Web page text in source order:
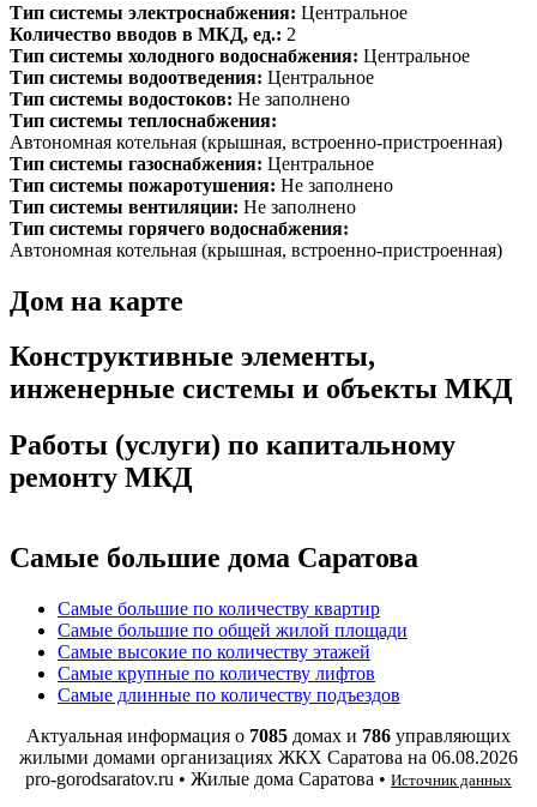
Тип системы электроснабжения: Центральное
Количество вводов в МКД, ед.: 2
Тип системы холодного водоснабжения: Центральное
Тип системы водоотведения: Центральное
Тип системы водостоков: Не заполнено
Тип системы теплоснабжения:
Автономная котельная (крышная, встроенно-пристроенная)
Тип системы газоснабжения: Центральное
Тип системы пожаротушения: Не заполнено
Тип системы вентиляции: Не заполнено
Тип системы горячего водоснабжения:
Автономная котельная (крышная, встроенно-пристроенная)
Дом на карте
Конструктивные элементы,
инженерные системы и объекты МКД
Работы (услуги) по капитальному
ремонту МКД
Самые большие дома Саратова
Самые большие по количеству квартир
Самые большие по общей жилой площади
Самые высокие по количеству этажей
Самые крупные по количеству лифтов
Самые длинные по количеству подъездов
Актуальная информация о 7085 домах и 786 управляющих
жилыми домами организациях ЖКХ Саратова на 06.08.2026
pro-gorodsaratov.ru • Жилые дома Саратова • Источник данных